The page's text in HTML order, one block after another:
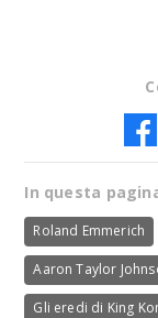
In questa
Roland Emmerich
Aaron Taylor
Gli eredi di King